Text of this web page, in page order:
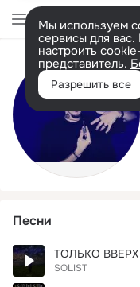
Мы используем
сервисы для вас.
настроить
представитель.
Разрешить все
Песни
ТОЛЬКО ВВЕРХ
SOLIST